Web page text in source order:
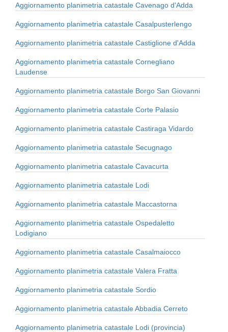
Aggiornamento planimetria catastale Cavenago d'Adda
Aggiornamento planimetria catastale Casalpusterlengo
Aggiornamento planimetria catastale Castiglione d'Adda
Aggiornamento planimetria catastale Cornegliano
Laudense
Aggiornamento planimetria catastale Borgo San Giovanni
Aggiornamento planimetria catastale Corte Palasio
Aggiornamento planimetria catastale Castiraga Vidardo
Aggiornamento planimetria catastale Secugnago
Aggiornamento planimetria catastale Cavacurta
Aggiornamento planimetria catastale Lodi
Aggiornamento planimetria catastale Maccastorna
Aggiornamento planimetria catastale Ospedaletto
Lodigiano
Aggiornamento planimetria catastale Casalmaiocco
Aggiornamento planimetria catastale Valera Fratta
Aggiornamento planimetria catastale Sordio
Aggiornamento planimetria catastale Abbadia Cerreto
Aggiornamento planimetria catastale Lodi (provincia)